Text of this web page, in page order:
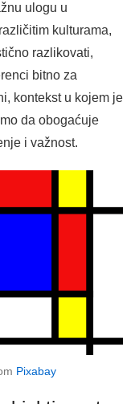
ulogu u
kulturama,
razlikovati,
bitno za
kontekst u kojem je
da obogaćuje
i važnost.
Pixabay